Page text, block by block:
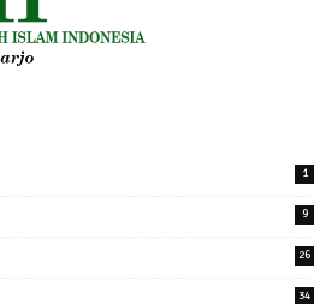
1
9
26
34